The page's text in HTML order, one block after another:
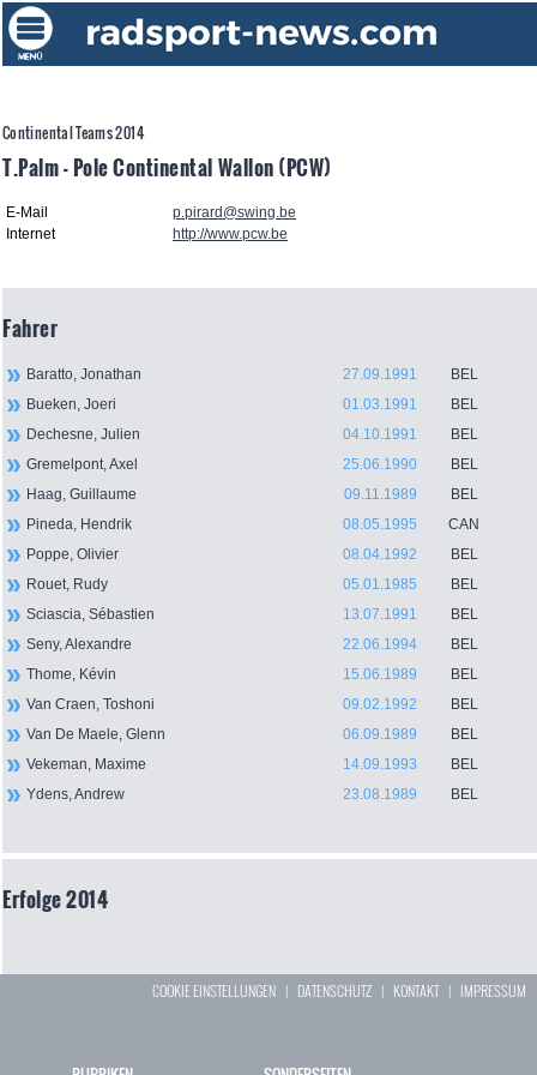
Continental Teams 2014
T.Palm - Pole Continental Wallon (PCW)
E-Mail
p.pirard@swing.be
Internet
http://www.pcw.be
Fahrer
Baratto, Jonathan 27.09.1991
BEL
Bueken, Joeri
01.03.1991
BEL
Dechesne, Julien
04.10.1991
BEL
Gremelpont, Axel
25.06.1990
BEL
Haag, Guillaume
09.11.1989
BEL
Pineda, Hendrik
08.05.1995
CAN
Poppe, Olivier
08.04.1992
BEL
Rouet, Rudy
05.01.1985
BEL
Sciascia, Sébastien
13.07.1991
BEL
Seny, Alexandre
22.06.1994
BEL
Thome, Kévin
15.06.1989
BEL
Van Craen, Toshoni
09.02.1992
BEL
Van De Maele, Glenn
06.09.1989
BEL
Vekeman, Maxime
14.09.1993
BEL
Ydens, Andrew
23.08.1989 BEL
Erfolge 2014
COOKIE EINSTELLUNGEN | DATENSCHUTZ | KONTAKT| IMPRESSUM